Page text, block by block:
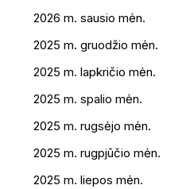
2026 m. sausio mėn.
2025 m. gruodžio mėn.
2025 m. lapkričio mėn.
2025 m. spalio mėn.
2025 m. rugsėjo mėn.
2025 m. rugpjūčio mėn.
2025 m. liepos mėn.